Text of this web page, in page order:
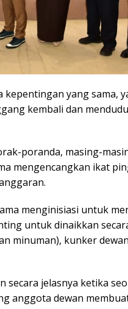
yang sama,
kembali dan
poranda, masing-
mengencangkan ikat
menginisiasi untuk
untuk dinaikkan
minuman), kunker
secara jelasnya ketika
anggota dewan